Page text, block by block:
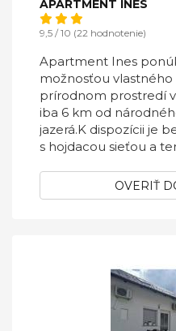
APARTMENT INES
9,5 / 10 (22 hodnotenie)
Apartment Ines
možnosťou vlastného
prírodnom prostredí
iba 6 km od
jazerá.K dispozícii je
s hojdacou sieťou a
OVERIŤ